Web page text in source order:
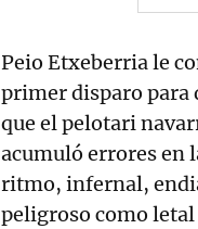
Peio Etxeberria le
primer disparo para
que el pelotari
acumuló errores en
ritmo, infernal,
peligroso como letal